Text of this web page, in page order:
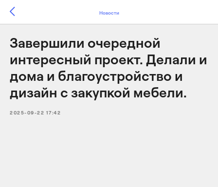
Новости
Завершили очередной
интересный проект. Делали и
дома и благоустройство и
дизайн с закупкой мебели.
2025-09-22 17:42